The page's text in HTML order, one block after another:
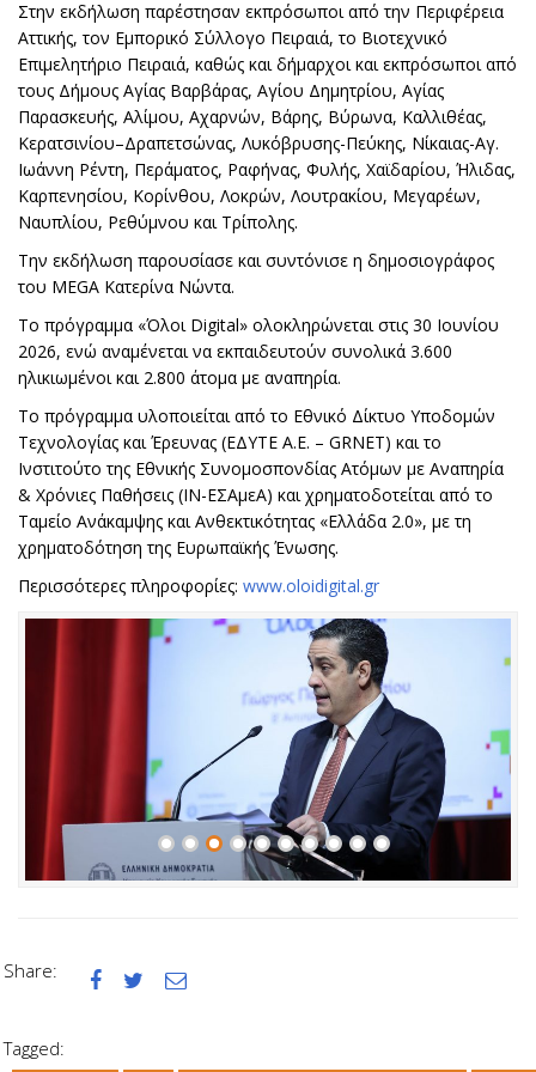
Στην εκδήλωση παρέστησαν εκπρόσωποι από την Περιφέρεια
Αττικής, τον Εμπορικό Σύλλογο Πειραιά, το Βιοτεχνικό
Επιμελητήριο Πειραιά, καθώς και δήμαρχοι και εκπρόσωποι από
τους Δήμους Αγίας Βαρβάρας, Αγίου Δημητρίου, Αγίας
Παρασκευής, Αλίμου, Αχαρνών, Βάρης, Βύρωνα, Καλλιθέας,
Κερατσινίου–Δραπετσώνας, Λυκόβρυσης-Πεύκης, Νίκαιας-Αγ.
Ιωάννη Ρέντη, Περάματος, Ραφήνας, Φυλής, Χαϊδαρίου, Ήλιδας,
Καρπενησίου, Κορίνθου, Λοκρών, Λουτρακίου, Μεγαρέων,
Ναυπλίου, Ρεθύμνου και Τρίπολης.
Την εκδήλωση παρουσίασε και συντόνισε η δημοσιογράφος
του MEGA Κατερίνα Νώντα.
Το πρόγραμμα «Όλοι Digital» ολοκληρώνεται στις 30 Ιουνίου
2026, ενώ αναμένεται να εκπαιδευτούν συνολικά 3.600
ηλικιωμένοι και 2.800 άτομα με αναπηρία.
Το πρόγραμμα υλοποιείται από το Εθνικό Δίκτυο Υποδομών
Τεχνολογίας και Έρευνας (ΕΔΥΤΕ Α.Ε. – GRNET) και το
Ινστιτούτο της Εθνικής Συνομοσπονδίας Ατόμων με Αναπηρία
& Χρόνιες Παθήσεις (ΙΝ-ΕΣΑμεΑ) και χρηματοδοτείται από το
Ταμείο Ανάκαμψης και Ανθεκτικότητας «Ελλάδα 2.0», με τη
χρηματοδότηση της Ευρωπαϊκής Ένωσης.
Περισσότερες πληροφορίες: www.oloidigital.gr
• • • • • • • • • •
Share:   
Tagged: